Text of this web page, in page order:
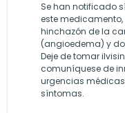
Se han notificado
este
hinchazón de la
(angioedema) y
Deje de tomar
comuníquese de
urgencias
síntomas.